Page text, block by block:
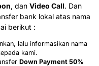
, dan Video Call. Dan
bank lokal atas nama
berikut :
lalu informasikan nama
kami.
Down Payment 50%